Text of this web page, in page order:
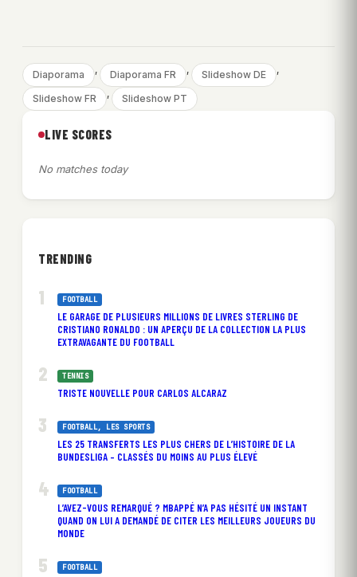
Diaporama , Diaporama FR , Slideshow DE ,
Slideshow FR , Slideshow PT
LIVE SCORES
No matches today
TRENDING
FOOTBALL
LE GARAGE DE PLUSIEURS MILLIONS DE LIVRES STERLING DE
CRISTIANO RONALDO : UN APERÇU DE LA COLLECTION LA PLUS
EXTRAVAGANTE DU FOOTBALL
TENNIS
TRISTE NOUVELLE POUR CARLOS ALCARAZ
FOOTBALL, LES SPORTS
LES 25 TRANSFERTS LES PLUS CHERS DE L’HISTOIRE DE LA
BUNDESLIGA – CLASSÉS DU MOINS AU PLUS ÉLEVÉ
FOOTBALL
L’AVEZ-VOUS REMARQUÉ ? MBAPPÉ N’A PAS HÉSITÉ UN INSTANT
QUAND ON LUI A DEMANDÉ DE CITER LES MEILLEURS JOUEURS DU
MONDE
FOOTBALL